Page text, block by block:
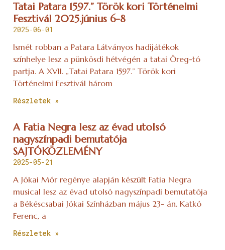
Tatai Patara 1597.” Török kori Történelmi
Fesztivál 2025.június 6-8
2025-06-01
Ismét robban a Patara Látványos hadijátékok
színhelye lesz a pünkösdi hétvégén a tatai Öreg-tó
partja. A XVII. „Tatai Patara 1597.” Török kori
Történelmi Fesztivál három
Részletek »
A Fatia Negra lesz az évad utolsó
nagyszínpadi bemutatója
SAJTÓKÖZLEMÉNY
2025-05-21
A Jókai Mór regénye alapján készült Fatia Negra
musical lesz az évad utolsó nagyszínpadi bemutatója
a Békéscsabai Jókai Színházban május 23- án. Katkó
Ferenc, a
Részletek »